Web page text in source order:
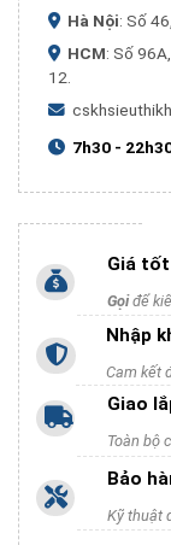
Hà Nội: Số
HCM: Số
12.
7h30 -
Giá
Gọiđể
Nhập
Cam kết
Giao
Toàn bộ
Bảo
Kỹ thuật